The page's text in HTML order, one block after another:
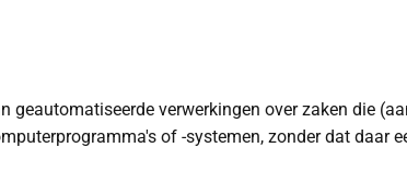
geautomatiseerde verwerkingen over zaken die
of -systemen, zonder dat daar